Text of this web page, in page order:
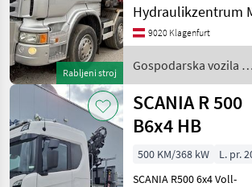
Prikaži
vse
(18)
MARKETPLACE
Marketplace
Ponudbe
trgovcev
Mali
oglasi
Rabljeni stroj
Retarder, Menjalnik,
Dizel, Klimatska naprava,
Parkirišče za ogrevanje, :
Menjalnik Go
Hydraulikzentrum
9020 Klagenfurt
Gospodarska vozila /
Scania
SCANIA R 500
B6x4 HB
500 KM/368 kW
L. pr.
SCANIA R500 6x4 Voll-